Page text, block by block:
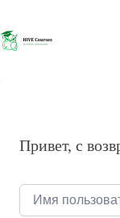
сути
Привет, с